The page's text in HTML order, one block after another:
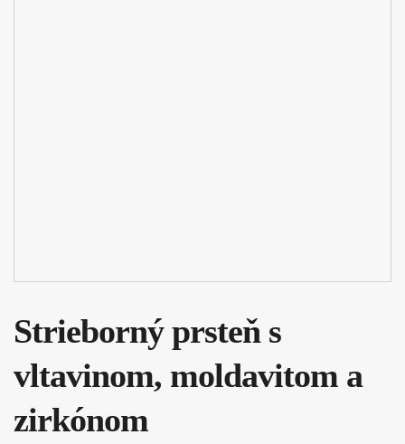
Strieborný prsteň s
vltavinom, moldavitom a
zirkónom